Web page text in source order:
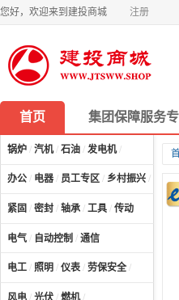
您好，欢迎来到建投商城 注册
首页 集团保障服务
锅炉 / 汽机/ 石油 / 发电机/
办公 / 电器 / 员工专区 / 乡村振兴 / 计算
紧固 / 密封 / 轴承 / 工具 / 传动
电气 / 自动控制 / 通信
电工 / 照明 / 仪表 / 劳保安全 /
风电 / 光伏 / 燃机/